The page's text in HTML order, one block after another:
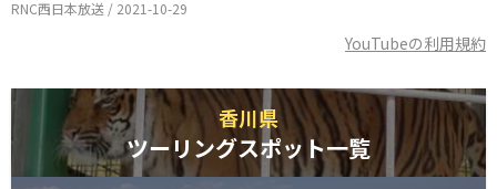
RNC西日本放送 / 2021-10-29
YouTubeの利用規約
香川県
ツーリングスポット一覧